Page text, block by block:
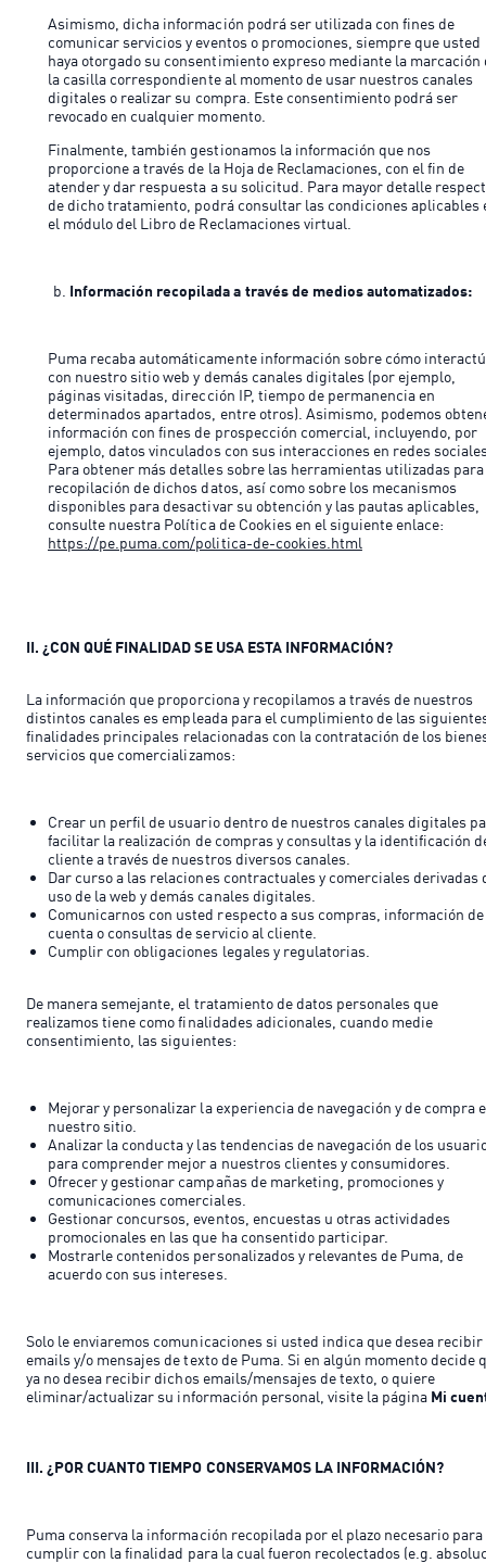
Asimismo, dicha información podrá ser utilizada con fines de
comunicar servicios y eventos o promociones, siempre que usted
haya otorgado su consentimiento expreso mediante la marcación
la casilla correspondiente al momento de usar nuestros canales
digitales o realizar su compra. Este consentimiento podrá ser
revocado en cualquier momento.
Finalmente, también gestionamos la información que nos
proporcione a través de la Hoja de Reclamaciones, con el fin de
atender y dar respuesta a su solicitud. Para mayor detalle
de dicho tratamiento, podrá consultar las condiciones aplicables
el módulo del Libro de Reclamaciones virtual.
Información recopilada a través de medios automatizados:
Puma recaba automáticamente información sobre cómo
con nuestro sitio web y demás canales digitales (por ejemplo,
páginas visitadas, dirección IP, tiempo de permanencia en
determinados apartados, entre otros). Asimismo, podemos
información con fines de prospección comercial, incluyendo, por
ejemplo, datos vinculados con sus interacciones en redes
Para obtener más detalles sobre las herramientas utilizadas
recopilación de dichos datos, así como sobre los mecanismos
disponibles para desactivar su obtención y las pautas aplicables,
consulte nuestra Política de Cookies en el siguiente enlace:
https://pe.puma.com/politica-de-cookies.html
II. ¿CON QUÉ FINALIDAD SE USA ESTA INFORMACIÓN?
La información que proporciona y recopilamos a través de nuestros
distintos canales es empleada para el cumplimiento de las
finalidades principales relacionadas con la contratación de los
servicios que comercializamos:
Crear un perfil de usuario dentro de nuestros canales digitales
facilitar la realización de compras y consultas y la identificación
cliente a través de nuestros diversos canales.
Dar curso a las relaciones contractuales y comerciales derivadas
uso de la web y demás canales digitales.
Comunicarnos con usted respecto a sus compras, información
cuenta o consultas de servicio al cliente.
Cumplir con obligaciones legales y regulatorias.
De manera semejante, el tratamiento de datos personales que
realizamos tiene como finalidades adicionales, cuando medie
consentimiento, las siguientes:
Mejorar y personalizar la experiencia de navegación y de compra
nuestro sitio.
Analizar la conducta y las tendencias de navegación de los
para comprender mejor a nuestros clientes y consumidores.
Ofrecer y gestionar campañas de marketing, promociones y
comunicaciones comerciales.
Gestionar concursos, eventos, encuestas u otras actividades
promocionales en las que ha consentido participar.
Mostrarle contenidos personalizados y relevantes de Puma, de
acuerdo con sus intereses.
Solo le enviaremos comunicaciones si usted indica que desea recibir
emails y/o mensajes de texto de Puma. Si en algún momento decide
ya no desea recibir dichos emails/mensajes de texto, o quiere
eliminar/actualizar su información personal, visite la página Mi
III. ¿POR CUANTO TIEMPO CONSERVAMOS LA INFORMACIÓN?
Puma conserva la información recopilada por el plazo necesario para
cumplir con la finalidad para la cual fueron recolectados (e.g.